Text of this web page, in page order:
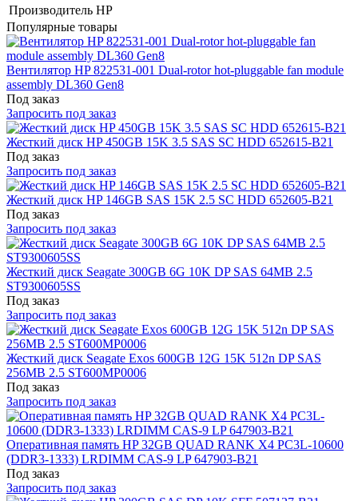
Производитель HP
Популярные товары
Вентилятор HP 822531-001 Dual-rotor hot-pluggable fan module
assembly DL360 Gen8
Под заказ
Запросить под заказ
Жесткий диск HP 450GB 15K 3.5 SAS SC HDD 652615-B21
Под заказ
Запросить под заказ
Жесткий диск HP 146GB SAS 15K 2.5 SC HDD 652605-B21
Под заказ
Запросить под заказ
Жесткий диск Seagate 300GB 6G 10K DP SAS 64MB 2.5
ST9300605SS
Под заказ
Запросить под заказ
Жесткий диск Seagate Exos 600GB 12G 15K 512n DP SAS
256MB 2.5 ST600MP0006
Под заказ
Запросить под заказ
Оперативная память HP 32GB QUAD RANK X4 PC3L-10600
(DDR3-1333) LRDIMM CAS-9 LP 647903-B21
Под заказ
Запросить под заказ